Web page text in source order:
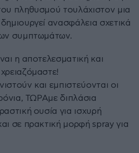
πληθυσμού τουλάχιστον μια
ανασφάλεια σχετικά
συμπτωμάτων.
η αποτελεσματική και
και εμπιστεύονται οι
ΤΩΡΑμε διπλάσια
ουσία για ισχυρή
σε πρακτική μορφή spray για